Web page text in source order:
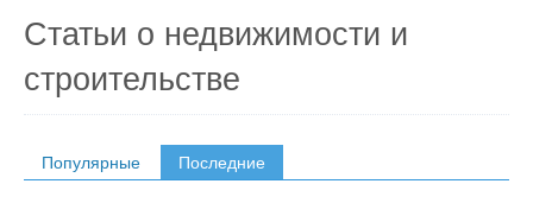
Статьи о недвижимости и
строительстве
Популярные Последние